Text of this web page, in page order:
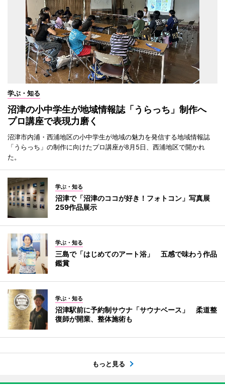
学ぶ・知る
沼津の小中学生が地域情報誌「うらっち」制作へ
プロ講座で表現力磨く
沼津市内浦・西浦地区の小中学生が地域の魅力を発信する地域情報誌
「うらっち」の制作に向けたプロ講座が8月5日、西浦地区で開かれ
た。
学ぶ・知る
沼津で「沼津のココが好き！フォトコン」写真展
259作品展示
学ぶ・知る
三島で「はじめてのアート浴」 五感で味わう作品
鑑賞
学ぶ・知る
沼津駅前に予約制サウナ「サウナベース」 柔道整
復師が開業、整体施術も
もっと見る